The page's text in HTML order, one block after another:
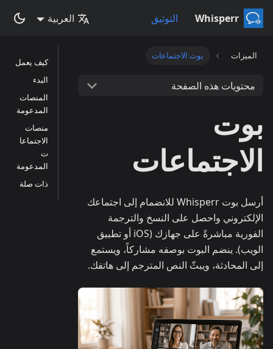
Whisperr التوثيق العربية
الميزات بوت الاجتماعات
محتويات هذه الصفحة
بوت
الاجتماعات
أرسل بوت Whisperr للانضمام إلى اجتماعك
الإلكتروني واحصل على النسخ والترجمة
الفورية مباشرةً على جهازك (iOS أو تطبيق
الويب). ينضم البوت بوصفه مشاركاً، ويستمع
إلى المحادثة، ويبثّ النص المترجم إلى هاتفك.
كيف يعمل
البدء
المنصات
المدعومة
منصات
الاجتماعا
ت
المدعومة
ذات صلة